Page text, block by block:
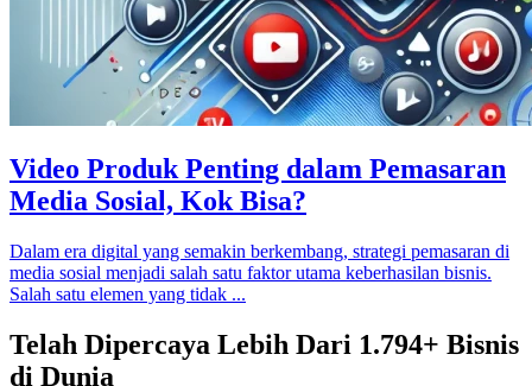
Video Produk Penting dalam Pemasaran
Media Sosial, Kok Bisa?
Dalam era digital yang semakin berkembang, strategi pemasaran di
media sosial menjadi salah satu faktor utama keberhasilan bisnis.
Salah satu elemen yang tidak ...
Telah Dipercaya Lebih Dari 1.794+ Bisnis
di Dunia